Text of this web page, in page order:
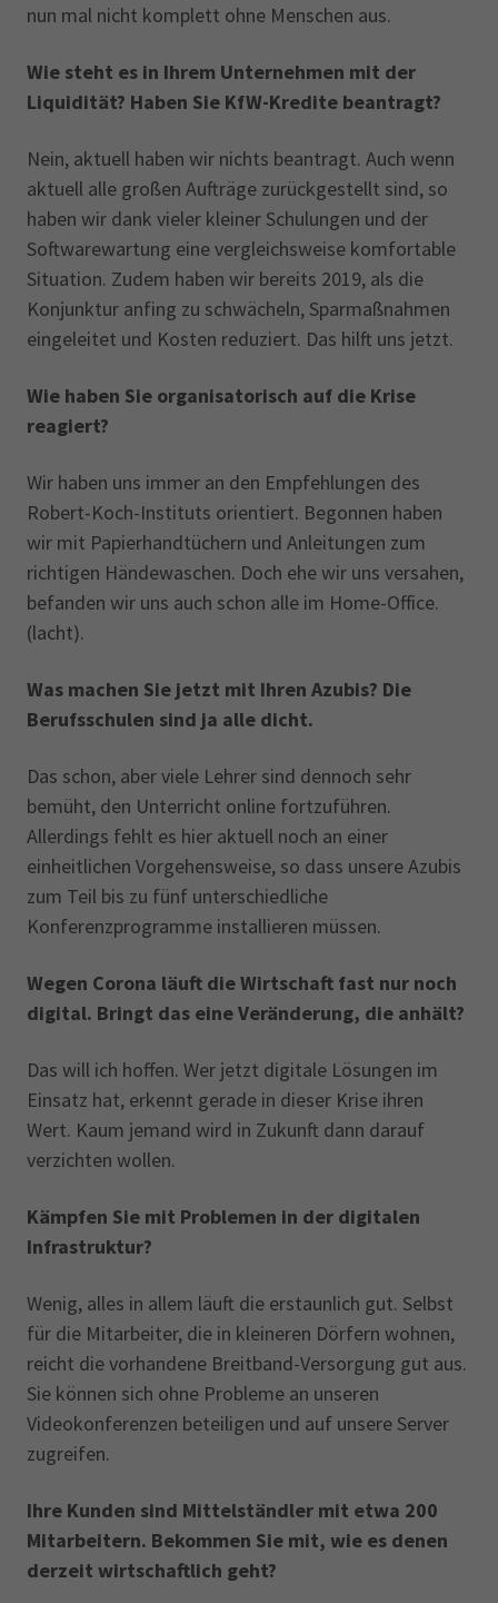
nun mal nicht komplett ohne Menschen aus.
Wie steht es in Ihrem Unternehmen mit der
Liquidität? Haben Sie KfW-Kredite beantragt?
Nein, aktuell haben wir nichts beantragt. Auch wenn
aktuell alle großen Aufträge zurückgestellt sind, so
haben wir dank vieler kleiner Schulungen und der
Softwarewartung eine vergleichsweise komfortable
Situation. Zudem haben wir bereits 2019, als die
Konjunktur anfing zu schwächeln, Sparmaßnahmen
eingeleitet und Kosten reduziert. Das hilft uns jetzt.
Wie haben Sie organisatorisch auf die Krise
reagiert?
Wir haben uns immer an den Empfehlungen des
Robert-Koch-Instituts orientiert. Begonnen haben
wir mit Papierhandtüchern und Anleitungen zum
richtigen Händewaschen. Doch ehe wir uns versahen,
befanden wir uns auch schon alle im Home-Office.
(lacht).
Was machen Sie jetzt mit Ihren Azubis? Die
Berufsschulen sind ja alle dicht.
Das schon, aber viele Lehrer sind dennoch sehr
bemüht, den Unterricht online fortzuführen.
Allerdings fehlt es hier aktuell noch an einer
einheitlichen Vorgehensweise, so dass unsere Azubis
zum Teil bis zu fünf unterschiedliche
Konferenzprogramme installieren müssen.
Wegen Corona läuft die Wirtschaft fast nur noch
digital. Bringt das eine Veränderung, die anhält?
Das will ich hoffen. Wer jetzt digitale Lösungen im
Einsatz hat, erkennt gerade in dieser Krise ihren
Wert. Kaum jemand wird in Zukunft dann darauf
verzichten wollen.
Kämpfen Sie mit Problemen in der digitalen
Infrastruktur?
Wenig, alles in allem läuft die erstaunlich gut. Selbst
für die Mitarbeiter, die in kleineren Dörfern wohnen,
reicht die vorhandene Breitband-Versorgung gut aus.
Sie können sich ohne Probleme an unseren
Videokonferenzen beteiligen und auf unsere Server
zugreifen.
Ihre Kunden sind Mittelständler mit etwa 200
Mitarbeitern. Bekommen Sie mit, wie es denen
derzeit wirtschaftlich geht?